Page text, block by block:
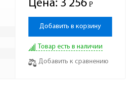
Цена: 3 256 Р
-
Добавить в корзину
Товар есть в наличии
Добавить к сравнению